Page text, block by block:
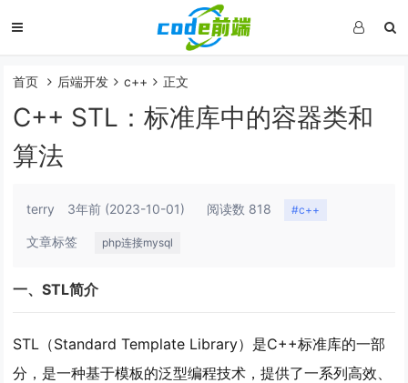
首页 后端开发 c++ 正文
C++ STL：标准库中的容器类和
算法
terry 3年前 (2023-10-01) 阅读数 818 #c++
文章标签 php连接mysql
一、STL简介
STL（Standard Template Library）是C++标准库的一部
分，是一种基于模板的泛型编程技术，提供了一系列高效、